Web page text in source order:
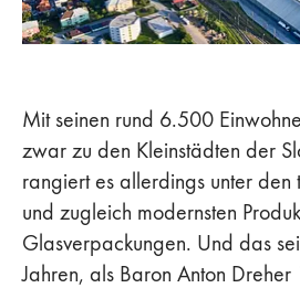
Mit seinen rund 6.500
zwar zu den Kleinstädten der
rangiert es allerdings unter den
und zugleich modernsten
Glasverpackungen. Und das
Jahren, als Baron Anton